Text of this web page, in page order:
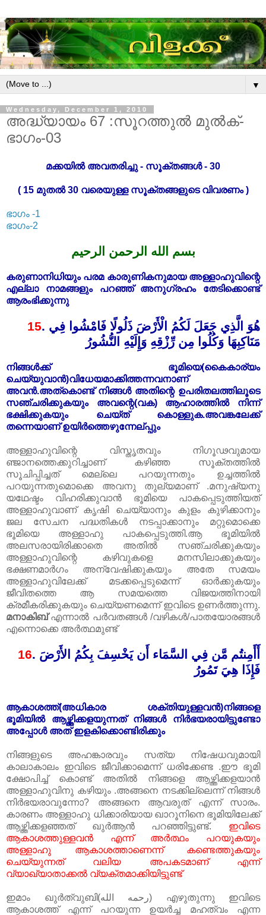
▼
Wednesday, December 1, 2010
അദ്ധ്യായം 67 :സൂറത്തുൽ മുൽക്-
ഭാഗം-03
മക്കയിൽ അവതരിച്ചു - സൂക്തങ്ങൾ - 30
( 15 മുതൽ 30 വരെയുള്ള സൂക്തങ്ങളുടെ വിവരണം )
ഭാഗം -1
ഭാഗം-2
بسم الله الرحمن الرحيم
കരുണാനിധിയും പരമ കാരുണികനുമായ അള്ളാഹുവിന്റെ
എല്ലാ നാമങ്ങളും പറഞ്ഞ് അനുഗ്രഹം തേടിക്കൊണ്ട്
ആരംഭിക്കുന്നു
15. هُوَ الَّذِي جَعَلَ لَكُمُ الْأَرْضَ ذَلُولًا فَامْشُوا فِي
مَنَاكِبِهَا وَكُلُوا مِن رِّزْقِهِ وَإِلَيْهِ النُّشُورُ
നിങ്ങൾക്ക് ഭൂമിയെ(കൈകാര്യം
ചെയ്യുവാൻ)വിധേയമാക്കിത്തന്നവനാണ്‌
അവൻ.അത്കൊണ്ട് നിങ്ങൾ അതിന്റെ ഉപരിതലത്തിലൂടെ
സഞ്ചരിക്കുകയും അവന്റെ(വക) ആഹാരത്തിൽ നിന്ന്
ഭക്ഷിക്കുകയും ചെയ്ത് കൊള്ളുക.അവങ്കലേക്ക്
തന്നെയാണ്‌ ഉയിർത്തെഴുന്നേല്പ്പും
അള്ളാഹുവിന്റെ വിസ്തൃതവും നിഗൂഢവുമായ
ഞ്ജാനത്തെക്കുറിച്ചാണ് കഴിഞ്ഞ സൂക്തത്തിൽ
സൂചിപ്പിച്ചത് മെല്ലെ പറയുന്നതും ഉച്ചത്തിൽ
പറയുന്നതുമൊക്കെ അവനു തുല്യമാണ് .മനുഷ്യനു
യഥേഷ്ടം വിഹരിക്കുവാൻ ഭൂമിയെ പാകപ്പെടുത്തിയത്
അള്ളാഹുവാണ് കൃ‌ഷി ചെയ്യാനും കുളം കുഴിക്കാനും
ജല സേചന പദ്ധതികൾ നടപ്പാക്കാനും മറ്റുമൊക്കെ
ഭൂമിയെ അള്ളാഹു പാകപ്പെടുത്തി.ആ ഭൂമിയിൽ
അലസരായിരിക്കാതെ അതിൽ സഞ്ചരിക്കുകയും
അള്ളാഹുവിന്റെ കഴിവുകളെ മനസിലാക്കുകയും
ഭക്ഷണമാർഗം അന്വേഷിക്കുകയും അതേ സമയം
അള്ളാഹുവിലേക്ക് മടക്കപ്പെടുമെന്ന് ഓർക്കുകയും
ജീവിതത്തെ ആ സമയത്തെ വിജയത്തിനായി
ക്രമീകരിക്കുകയും ചെയ്യണമെന്ന് ഇവിടെ ഉണർത്തുന്നു.
മനാകിബ്എന്നാൽ പർവതങ്ങൾ /വഴികൾ/പാതയോരങ്ങൾ
എന്നൊക്കെ അർത്ഥമുണ്ട്
16. أَأَمِنتُم مَّن فِي السَّمَاء أَن يَخْسِفَ بِكُمُ الأَرْضَ
فَإِذَا هِيَ تَمُورُ
ആകാശത്ത്(അധികാര ശക്തിയുള്ളവൻ)നിങ്ങളെ
ഭൂമിയിൽ ആഴ്ത്തിക്കളയുന്നത് നിങ്ങൾ നിർഭയരായിട്ടുണ്ടോ
അപ്പോൾ അത് ഇളകിക്കൊണ്ടിരിക്കും
നിങ്ങളുടെ അഹങ്കാരവും സത്യ നിഷേധവുമായി
കാലാകാലം ഇവിടെ ജീവിക്കാമെന്ന് ധരിക്കേണ്ട .ഈ ഭൂമി
ക്ഷോപിച്ച് കൊണ്ട് അതിൽ നിങ്ങളെ ആഴ്ത്തിക്കളയാൻ
അള്ളാഹുവിനു കഴിയും .അങ്ങനെ നടക്കില്ലെന്ന് നിങ്ങൾ
നിർഭയരാവുന്നോ? അങ്ങനെ ആവരുത് എന്ന് സാരം.
കാരണം അള്ളാഹു ധിക്കാരിയായ ഖാറൂനിനെ ഭൂമിയിലേക്ക്
ആഴ്ത്തിക്കളഞ്ഞത് ഖുർആൻ പറഞ്ഞിട്ടുണ്ട്. ഇവിടെ
ആകാശത്തുള്ളവൻ എന്ന് അർത്ഥം പറയുകയും
അള്ളാഹു ആകാശത്താണെന്ന് കണ്ടെത്തുകയും
ചെയ്യുന്നത് വലിയ അപകടമാണ് എന്ന്
വ്യാഖ്യാതാക്കൽ വ്യക്തമാക്കിയിട്ടുണ്ട്
ഇമാം ഖുർത്വുബി(رحمه الله) എഴുതുന്നു ഇവിടെ
ആകാശത്ത് എന്ന് പറയുന്ന ഉയർച്ച മഹത്വം എന്ന